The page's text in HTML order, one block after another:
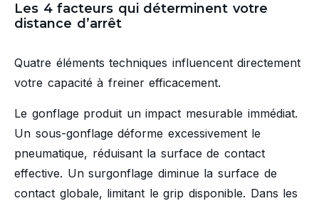
Les 4 facteurs qui déterminent votre
distance d’arrêt
Quatre éléments techniques influencent directement
votre capacité à freiner efficacement.
Le gonflage produit un impact mesurable immédiat.
Un sous-gonflage déforme excessivement le
pneumatique, réduisant la surface de contact
effective. Un surgonflage diminue la surface de
contact globale, limitant le grip disponible. Dans les